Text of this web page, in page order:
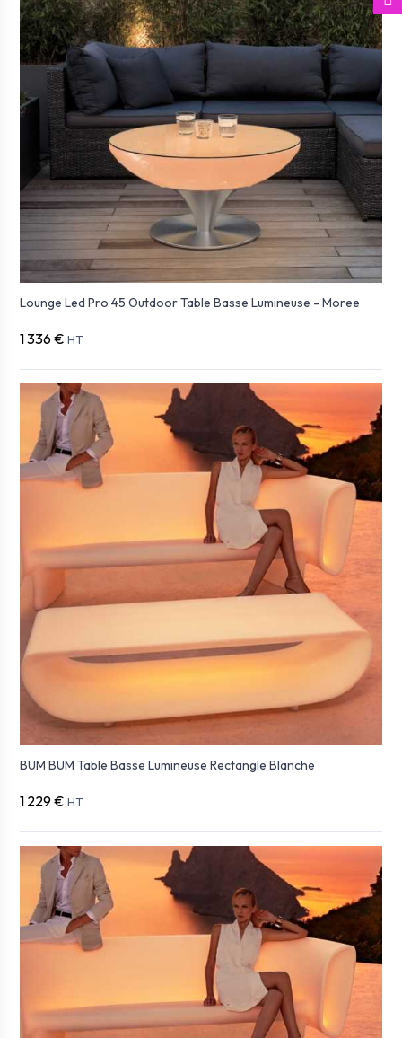
Lounge Led Pro 45 Outdoor Table Basse Lumineuse - Moree
1 336 € HT
BUM BUM Table Basse Lumineuse Rectangle Blanche
1 229 € HT